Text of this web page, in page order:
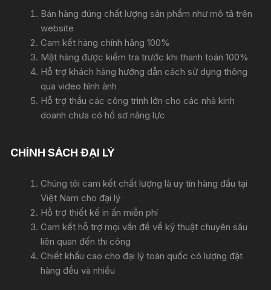
Bán hàng đúng chất lượng sản phẩm như mô tả trên
website
Cam kết hàng chính hãng 100%
Mặt hàng được kiểm tra trước khi thanh toán 100%
Hỗ trợ khách hàng hướng dẫn cách sử dụng thông
qua video hình ảnh
Hỗ trợ thầu các công trình lớn cho các nhà kinh
doanh chưa có hồ sơ năng lực
CHÍNH SÁCH ĐẠI LÝ
Chúng tôi cam kết chất lượng là uy tín hàng đầu tại
Việt Nam cho đại lý
Hỗ trợ thiết kế in ấn miễn phí
Cam kết hỗ trợ mọi vấn đề về kỹ thuật chuyên sâu
liên quan đến thi công
Chiết khấu cao cho đại lý toàn quốc có lượng đặt
hàng đều và nhiều